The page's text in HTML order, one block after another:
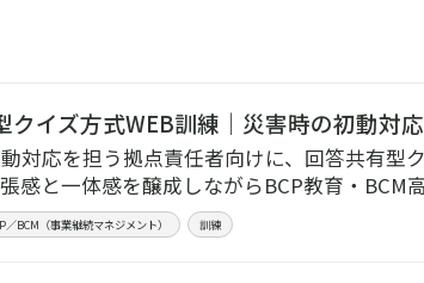
クイズ方式WEB訓練｜災害時の初動対
対応を担う拠点責任者向けに、回答共有型
感と一体感を醸成しながらBCP教育・BCM
／BCM（事業継続マネジメント） 訓練